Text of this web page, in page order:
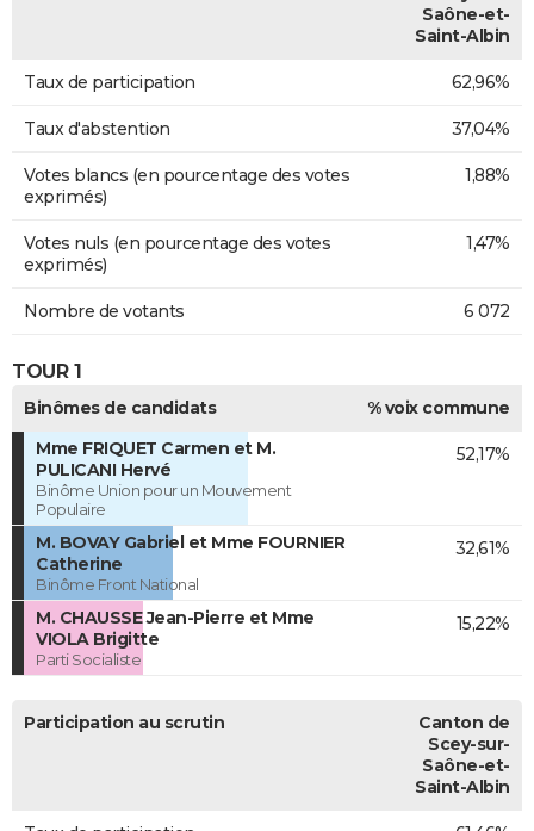
Saône-et-
Saint-Albin
Taux de participation 62,96%
Taux d'abstention 37,04%
Votes blancs (en pourcentage des votes
exprimés)
1,88%
Votes nuls (en pourcentage des votes
exprimés)
1,47%
Nombre de votants 6 072
TOUR 1
Binômes de candidats
% voix commune
Mme FRIQUET Carmen et M.
PULICANI Hervé
Binôme Union pour un Mouvement
Populaire
52,17%
M. BOVAY Gabriel et Mme FOURNIER
Catherine
Binôme Front National
32,61%
M. CHAUSSE Jean-Pierre et Mme
VIOLA Brigitte
Parti Socialiste
15,22%
Participation au scrutin
Canton de
Scey-sur-
Saône-et-
Saint-Albin